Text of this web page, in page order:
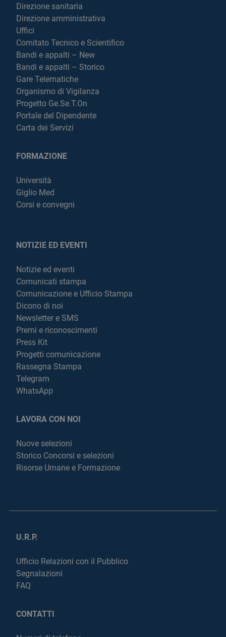
Direzione sanitaria
Direzione amministrativa
Uffici
Comitato Tecnico e Scientifico
Bandi e appalti – New
Bandi e appalti – Storico
Gare Telematiche
Organismo di Vigilanza
Progetto Ge.Se.T.On
Portale del Dipendente
Carta dei Servizi
FORMAZIONE
Università
Giglio Med
Corsi e convegni
NOTIZIE ED EVENTI
Notizie ed eventi
Comunicati stampa
Comunicazione e Ufficio Stampa
Dicono di noi
Newsletter e SMS
Premi e riconoscimenti
Press Kit
Progetti comunicazione
Rassegna Stampa
Telegram
WhatsApp
LAVORA CON NOI
Nuove selezioni
Storico Concorsi e selezioni
Risorse Umane e Formazione
U.R.P.
Ufficio Relazioni con il Pubblico
Segnalazioni
FAQ
CONTATTI